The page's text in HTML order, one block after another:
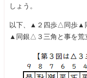
しょう。
以下、▲２四歩△同歩▲
▲同銀△３三角と事を荒